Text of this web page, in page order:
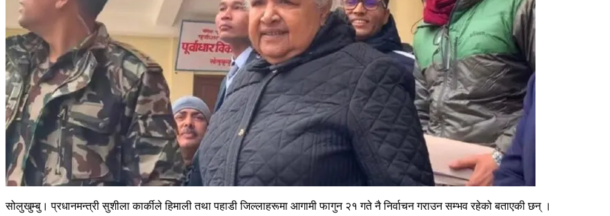
सोलुखुम्बु। प्रधानमन्त्री सुशीला कार्कीले हिमाली तथा पहाडी जिल्लाहरूमा आगामी फागुन २१ गते नै निर्वाचन गराउन सम्भव रहेको बताएकी छन् ।